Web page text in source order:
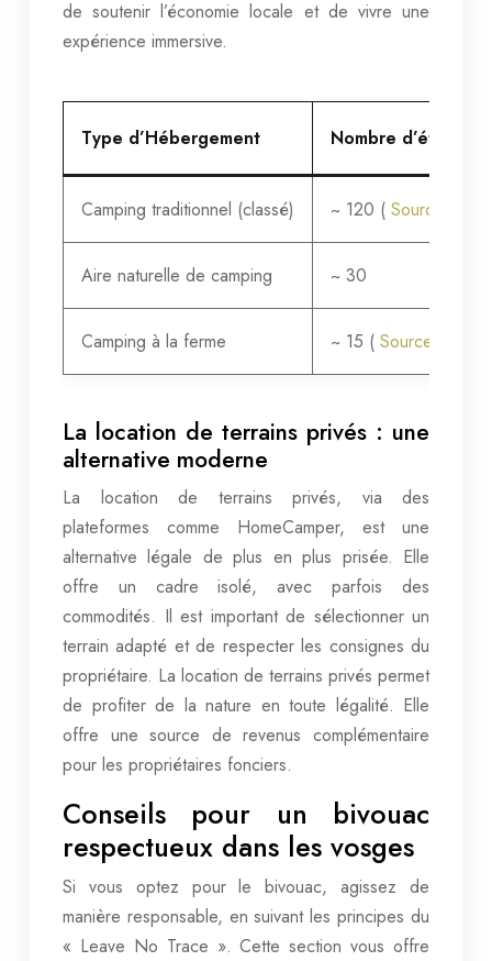
de soutenir l’économie locale et de vivre une
expérience immersive.
Type d’Hébergement Nombre
Camping traditionnel (classé) ~ 120 ( Source :
Aire naturelle de camping ~ 30
Camping à la ferme ~ 15 ( Source :
La location de terrains privés : une
alternative moderne
La location de terrains privés, via des
plateformes comme HomeCamper, est une
alternative légale de plus en plus prisée. Elle
offre un cadre isolé, avec parfois des
commodités. Il est important de sélectionner un
terrain adapté et de respecter les consignes du
propriétaire. La location de terrains privés permet
de profiter de la nature en toute légalité. Elle
offre une source de revenus complémentaire
pour les propriétaires fonciers.
Conseils pour un bivouac
respectueux dans les vosges
Si vous optez pour le bivouac, agissez de
manière responsable, en suivant les principes du
« Leave No Trace ». Cette section vous offre